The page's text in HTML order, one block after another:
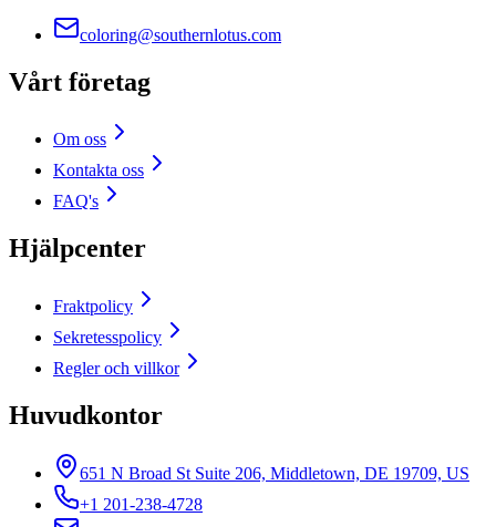
coloring@southernlotus.com
Vårt företag
Om oss
Kontakta oss
FAQ's
Hjälpcenter
Fraktpolicy
Sekretesspolicy
Regler och villkor
Huvudkontor
651 N Broad St Suite 206, Middletown, DE 19709, US
+1 201-238-4728